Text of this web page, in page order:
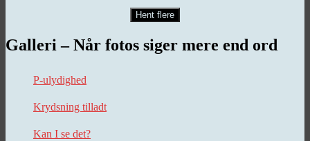
Hent flere
Galleri – Når fotos siger mere end ord
P-ulydighed
Krydsning tilladt
Kan I se det?